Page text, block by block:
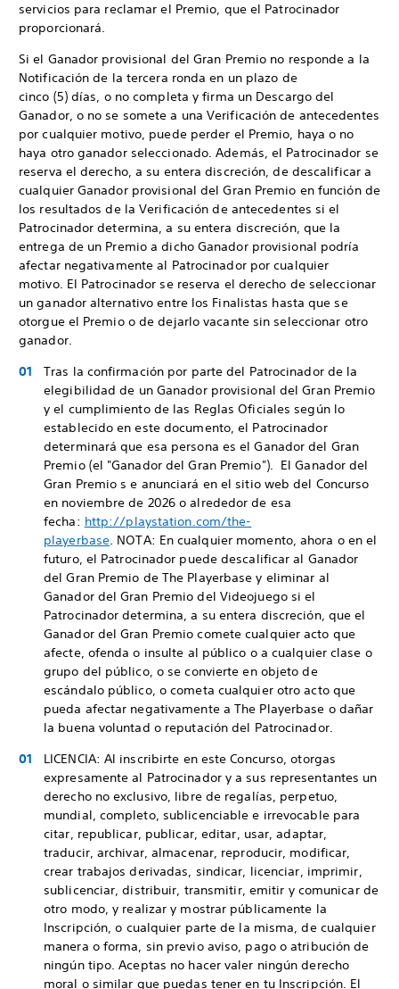
servicios para reclamar el Premio, que el Patrocinador
proporcionará.
Si el Ganador provisional del Gran Premio no responde a la
Notificación de la tercera ronda en un plazo de
cinco (5) días, o no completa y firma un Descargo del
Ganador, o no se somete a una Verificación de antecedentes
por cualquier motivo, puede perder el Premio, haya o no
haya otro ganador seleccionado. Además, el Patrocinador se
reserva el derecho, a su entera discreción, de descalificar a
cualquier Ganador provisional del Gran Premio en función de
los resultados de la Verificación de antecedentes si el
Patrocinador determina, a su entera discreción, que la
entrega de un Premio a dicho Ganador provisional podría
afectar negativamente al Patrocinador por cualquier
motivo. El Patrocinador se reserva el derecho de seleccionar
un ganador alternativo entre los Finalistas hasta que se
otorgue el Premio o de dejarlo vacante sin seleccionar otro
ganador.
Tras la confirmación por parte del Patrocinador de la
elegibilidad de un Ganador provisional del Gran Premio
y el cumplimiento de las Reglas Oficiales según lo
establecido en este documento, el Patrocinador
determinará que esa persona es el Ganador del Gran
Premio (el "Ganador del Gran Premio"). El Ganador del
Gran Premio s e anunciará en el sitio web del Concurso
en noviembre de 2026 o alrededor de esa
fecha: http://playstation.com/the-
playerbase. NOTA: En cualquier momento, ahora o en el
futuro, el Patrocinador puede descalificar al Ganador
del Gran Premio de The Playerbase y eliminar al
Ganador del Gran Premio del Videojuego si el
Patrocinador determina, a su entera discreción, que el
Ganador del Gran Premio comete cualquier acto que
afecte, ofenda o insulte al público o a cualquier clase o
grupo del público, o se convierte en objeto de
escándalo público, o cometa cualquier otro acto que
pueda afectar negativamente a The Playerbase o dañar
la buena voluntad o reputación del Patrocinador.
LICENCIA: Al inscribirte en este Concurso, otorgas
expresamente al Patrocinador y a sus representantes un
derecho no exclusivo, libre de regalías, perpetuo,
mundial, completo, sublicenciable e irrevocable para
citar, republicar, publicar, editar, usar, adaptar,
traducir, archivar, almacenar, reproducir, modificar,
crear trabajos derivadas, sindicar, licenciar, imprimir,
sublicenciar, distribuir, transmitir, emitir y comunicar de
otro modo, y realizar y mostrar públicamente la
Inscripción, o cualquier parte de la misma, de cualquier
manera o forma, sin previo aviso, pago o atribución de
ningún tipo. Aceptas no hacer valer ningún derecho
moral o similar que puedas tener en tu Inscripción. El